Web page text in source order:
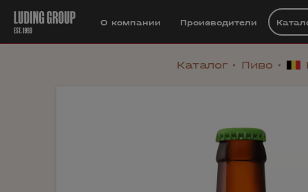
О компании Производители
Каталог Пиво